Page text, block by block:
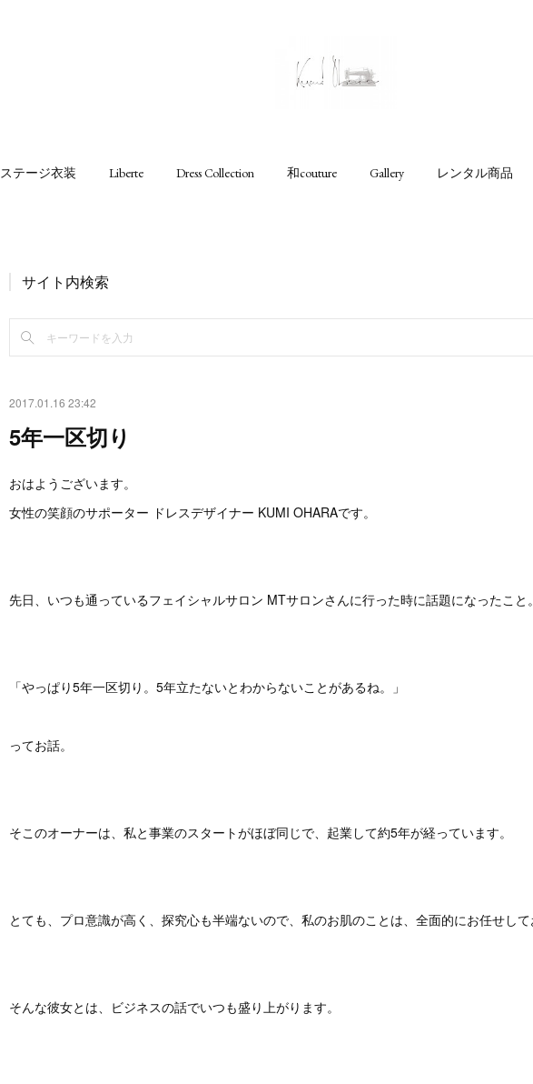
ステージ衣装 Liberte Dress Collection 和couture Gallery レンタル商品
サイト内検索
2017.01.16 23:42
5年一区切り
おはようございます。
女性の笑顔のサポーター ドレスデザイナー KUMI OHARAです。
先日、いつも通っているフェイシャルサロン MTサロンさんに行った時に話題になったこと。
「やっぱり5年一区切り。5年立たないとわからないことがあるね。」
ってお話。
そこのオーナーは、私と事業のスタートがほぼ同じで、起業して約5年が経っています。
とても、プロ意識が高く、探究心も半端ないので、私のお肌のことは、全面的にお任せして
そんな彼女とは、ビジネスの話でいつも盛り上がります。